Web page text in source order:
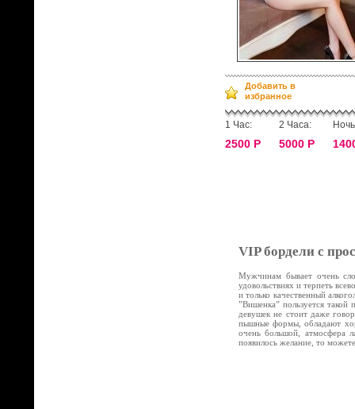
Добавить в
избранное
1 Час:
2500 Р
2 Часа:
5000 Р
VIP бордели с
Мужчинам бывает очень
удовольствиях и терпеть
и только качественный
”Вишенка” пользуется
девушек не стоит даже
пышные формы, обладают
очень большой, атмосфера
появилось желание, то